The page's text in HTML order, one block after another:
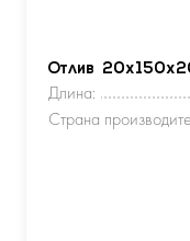
Отлив
Длина:
Страна